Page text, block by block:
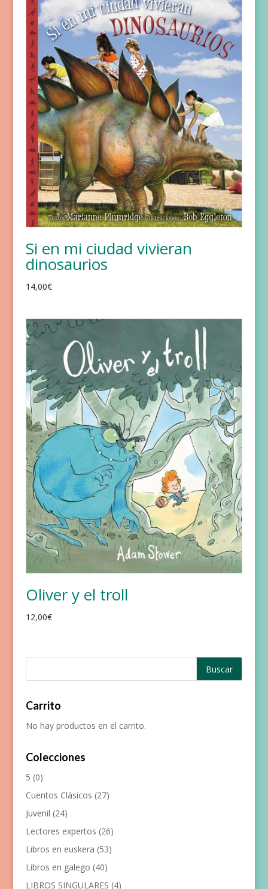
Si en mi ciudad vivieran
dinosaurios
14,00€
Oliver y el troll
12,00€
Carrito
No hay productos en el carrito.
Colecciones
5 (0)
Cuentos Clásicos (27)
Juvenil (24)
Lectores expertos (26)
Libros en euskera (53)
Libros en galego (40)
LIBROS SINGULARES (4)